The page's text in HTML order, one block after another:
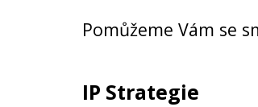
Pomůžeme Vám se
IP Strategie